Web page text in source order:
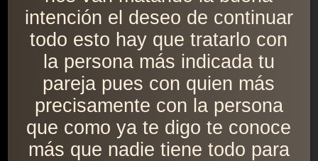
intención el deseo de continuar
todo esto hay que tratarlo con
la persona más indicada tu
pareja pues con quien más
precisamente con la persona
que como ya te digo te conoce
más que nadie tiene todo para